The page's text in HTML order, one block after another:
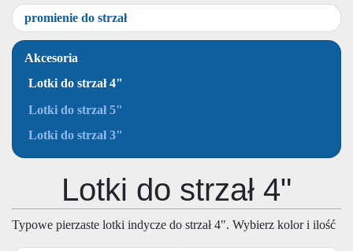
promienie do strzał
Akcesoria
Lotki do strzał 4"
Lotki do strzał 5"
Lotki do strzał 3"
Lotki do strzał 4"
Typowe pierzaste lotki indycze do strzał 4". Wybierz kolor i ilość